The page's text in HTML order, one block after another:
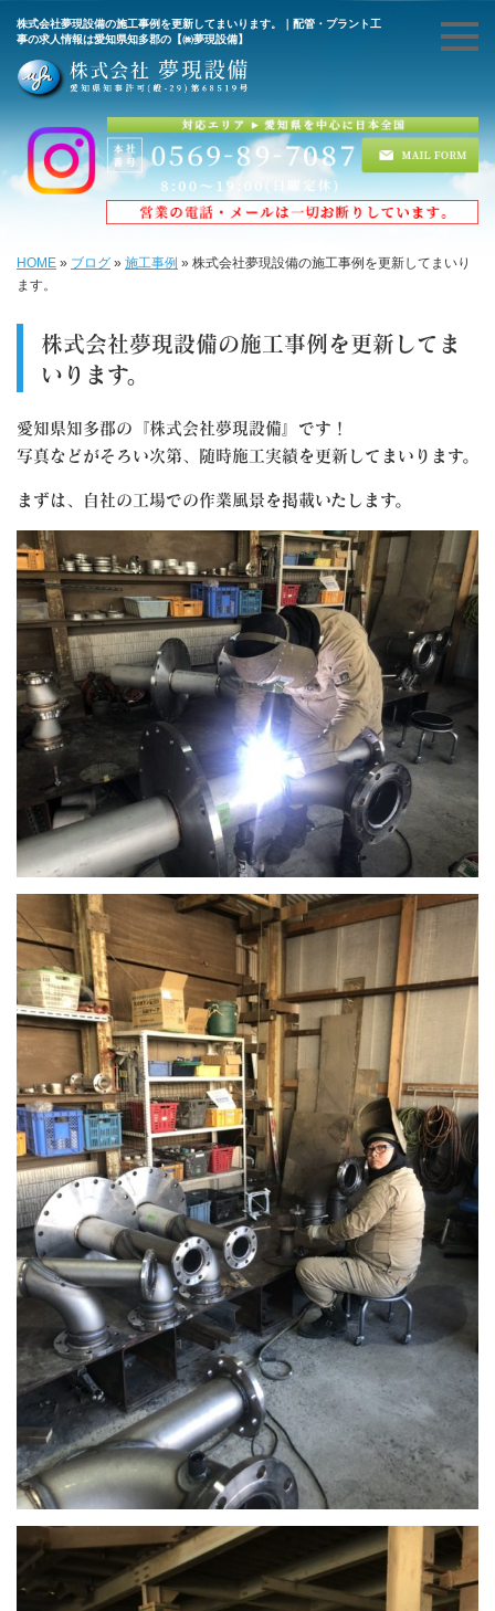
株式会社夢現設備の施工事例を更新してまいります。｜配管・プラント工
事の求人情報は愛知県知多郡の【㈱夢現設備】
HOME » ブログ » 施工事例 » 株式会社夢現設備の施工事例を更新してまいり
ます。
株式会社夢現設備の施工事例を更新してま
いります。
愛知県知多郡の『株式会社夢現設備』です！
写真などがそろい次第、随時施工実績を更新してまいります。
まずは、自社の工場での作業風景を掲載いたします。